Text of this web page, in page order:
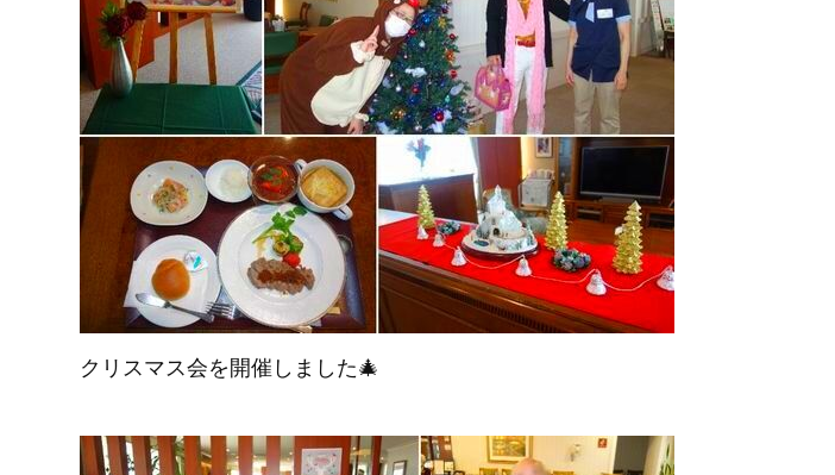
クリスマス会を開催しました🎄